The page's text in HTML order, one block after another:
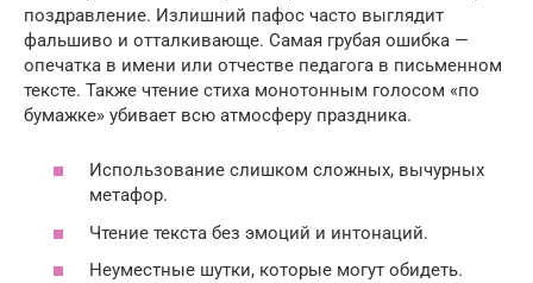
поздравление. Излишний пафос часто выглядит
фальшиво и отталкивающе. Самая грубая ошибка —
опечатка в имени или отчестве педагога в письменном
тексте. Также чтение стиха монотонным голосом «по
бумажке» убивает всю атмосферу праздника.
Использование слишком сложных, вычурных
метафор.
Чтение текста без эмоций и интонаций.
Неуместные шутки, которые могут обидеть.